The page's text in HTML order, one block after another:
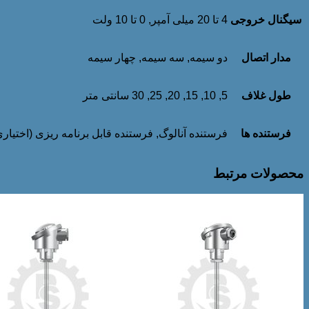
سیگنال خروجی 4 تا 20 میلی آمپر, 0 تا 10 ولت
مدار اتصال دو سیمه, سه سیمه, چهار سیمه
طول غلاف 5, 10, 15, 20, 25, 30 سانتی متر
فرستنده ها فرستنده آنالوگ, فرستنده قابل برنامه ریزی
محصولات مرتبط